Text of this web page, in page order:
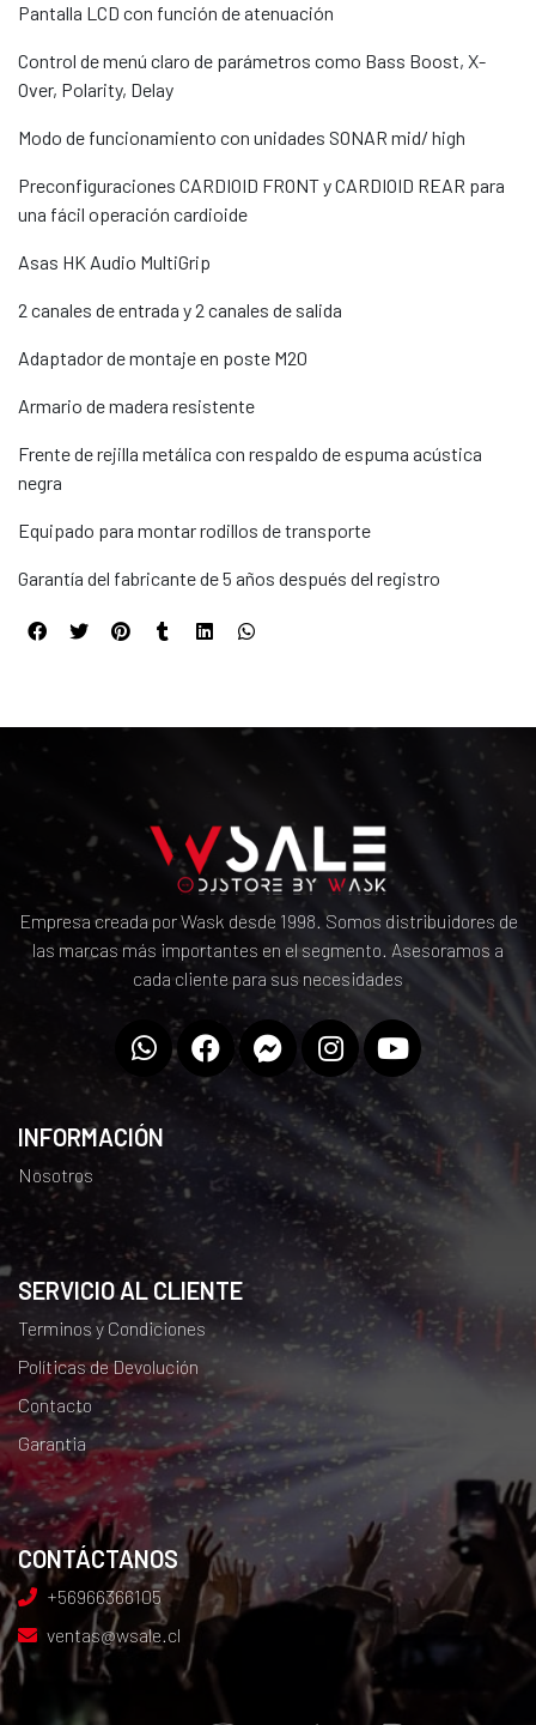
Pantalla LCD con función de atenuación
Control de menú claro de parámetros como Bass Boost, X-
Over, Polarity, Delay
Modo de funcionamiento con unidades SONAR mid/ high
Preconfiguraciones CARDIOID FRONT y CARDIOID REAR para
una fácil operación cardioide
Asas HK Audio MultiGrip
2 canales de entrada y 2 canales de salida
Adaptador de montaje en poste M20
Armario de madera resistente
Frente de rejilla metálica con respaldo de espuma acústica
negra
Equipado para montar rodillos de transporte
Garantía del fabricante de 5 años después del registro
Empresa creada por Wask desde 1998. Somos distribuidores de
las marcas más importantes en el segmento. Asesoramos a
cada cliente para sus necesidades
INFORMACIÓN
Nosotros
SERVICIO AL CLIENTE
Terminos y Condiciones
Políticas de Devolución
Contacto
Garantia
CONTÁCTANOS
+56966366105
ventas@wsale.cl